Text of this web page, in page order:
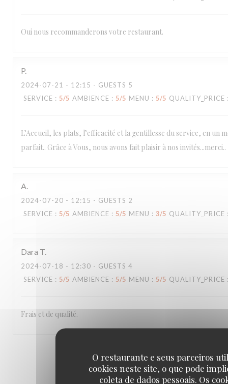
O restaurante e seus parceiros
cookies neste site, o que pode
coleta de dados pessoais. Os
Oui nous recommanderons votre restaurant.
P
2024-07-21 - 12:15 - GUESTS 5
SERVICE : 5/5 AMBIENCE : 5/5 MENU : 5/5 QUALITY_PRICE
L’Accueil, les plats, l’efficacité et la gentillesse du service, en un
parfait.. Grâce à Vous, nous avons fait plaisir à nos invités...merci..
A
2024-07-20 - 12:15 - GUESTS 2
SERVICE : 5/5 AMBIENCE : 5/5 MENU : 3/5 QUALITY_PRICE
Dara T
2024-07-18 - 12:30 - GUESTS 4
SERVICE : 5/5 AMBIENCE : 5/5 MENU : 5/5 QUALITY_PRICE
Frais et de qualité.